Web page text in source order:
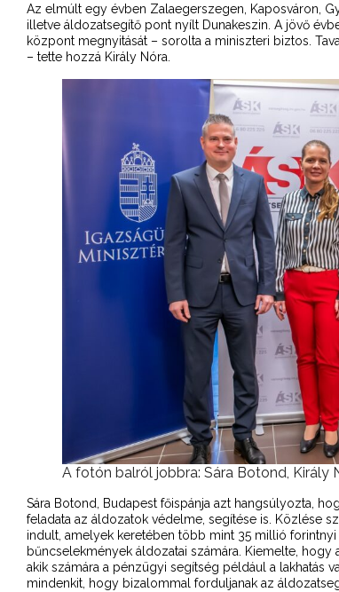
Az elmúlt egy évben Zalaegerszegen, Kaposváron,
illetve áldozatsegítő pont nyílt Dunakeszin. A jövő
központ megnyitását – sorolta a miniszteri biztos.
– tette hozzá Király Nóra.
A fotón balról jobbra: Sára Botond, Király
Sára Botond, Budapest főispánja azt hangsúlyozta,
feladata az áldozatok védelme, segítése is. Közlése
indult, amelyek keretében több mint 35 millió
bűncselekmények áldozatai számára. Kiemelte,
akik számára a pénzügyi segítség például a lakhatás
mindenkit, hogy bizalommal forduljanak az